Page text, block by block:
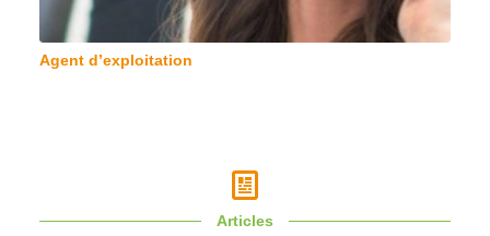
Agent d’exploitation
Articles